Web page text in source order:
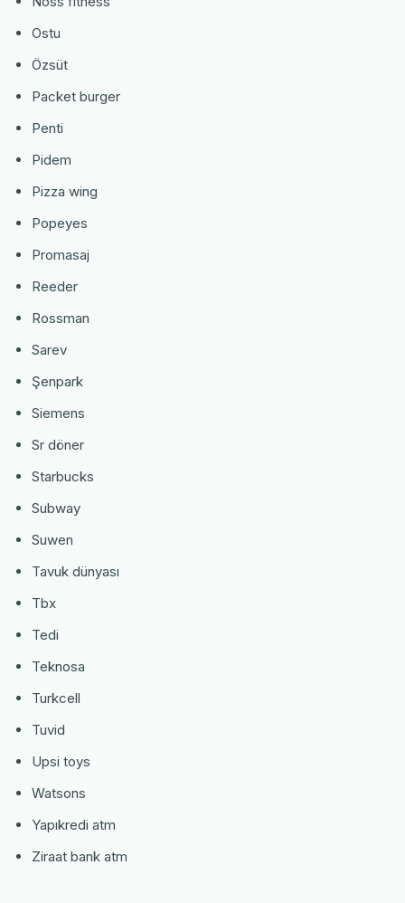
Ostu
Özsüt
Packet burger
Penti
Pidem
Pizza wing
Popeyes
Promasaj
Reeder
Rossman
Sarev
Şenpark
Siemens
Sr döner
Starbucks
Subway
Suwen
Tavuk dünyası
Tbx
Tedi
Teknosa
Turkcell
Tuvid
Upsi toys
Watsons
Yapıkredi atm
Ziraat bank atm